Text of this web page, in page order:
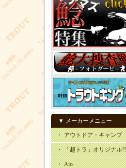
▼ メーカーメニュー
・ アウトドア・キャンプ
・ 「越トラ」オリジナル!!
・ Aio